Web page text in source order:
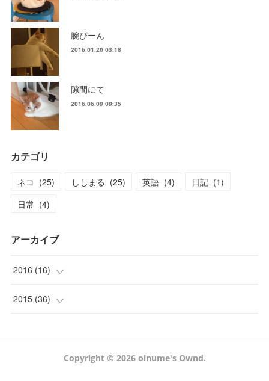
腕ぴーん
2016.01.20 03:18
隙間にて
2016.06.09 09:35
カテゴリ
ネコ (25) ししまる (25) 英語 (4) 日記 (1)
日常 (4)
アーカイブ
2016 (16)
(1)
2015 (36)
Copyright © 2026 oinume's Ownd.